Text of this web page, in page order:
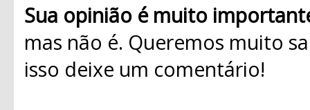
Sua opinião é muito
mas não é. Queremos muito
isso deixe um comentário!